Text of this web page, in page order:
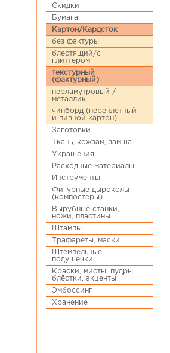
Скидки
Бумага
Картон/Кардсток
без фактуры
блестящий/с
глиттером
текстурный
(фактурный)
перламутровый /
металлик
чипборд (переплётный
и пивной картон)
Заготовки
Ткань, кожзам, замша
Украшения
Расходные материалы
Инструменты
Фигурные дыроколы
(компостеры)
Вырубные станки,
ножи, пластины
Штампы
Трафареты, маски
Штемпельные
подушечки
Краски, мисты, пудры,
блёстки, акценты
Эмбоссинг
Хранение